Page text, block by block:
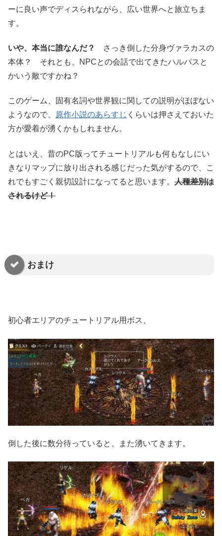
ーに良い声でディスられながら、広い世界へと旅立ちま
す。
いや、本当に誰なんだ？
さっき倒した分身ヴァラカスの
本体？ それとも、NPCとの会話で出てきたハルパスと
かいう敵ですかね？
このゲーム、固有名詞や世界観に関しての説明がほぼない
ようなので、
原作小説のあらすじ くらいは押さえておいた
方が愛着が湧くかもしれません。
とはいえ、昔のPC版ってチュートリアルも何もなしにい
きなりマップに放り出される感じだった気がするので、こ
れでもすごく親切設計になってると思います。 人種差別は
されるけど！
おまけ
初心者エリアのチュートリアル用ボス、
倒した後に数分待っていると、また湧いてきます。